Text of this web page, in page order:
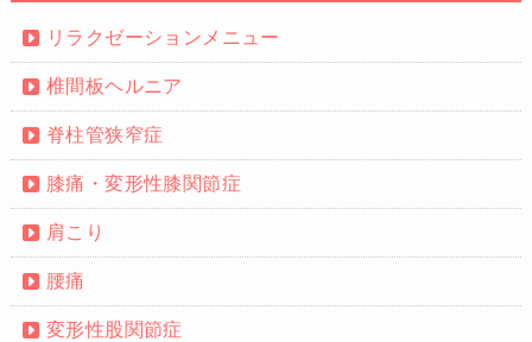
リラクゼーションメニュー
椎間板ヘルニア
脊柱管狭窄症
膝痛・変形性膝関節症
肩こり
腰痛
変形性股関節症